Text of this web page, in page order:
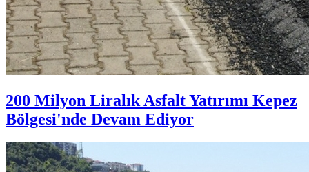
200 Milyon Liralık Asfalt Yatırımı Kepez
Bölgesi'nde Devam Ediyor